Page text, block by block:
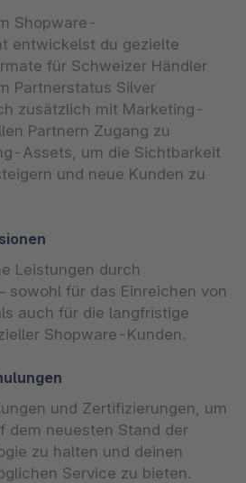
Shopware-
entwickelst du gezielte
für Schweizer Händler
Partnerstatus Silver
zusätzlich mit Marketing-
Partnern Zugang zu
Assets, um die Sichtbarkeit
und neue Kunden zu
Leistungen durch
sowohl für das Einreichen von
auch für die langfristige
Shopware-Kunden.
und Zertifizierungen, um
dem neuesten Stand der
zu halten und deinen
Service zu bieten.